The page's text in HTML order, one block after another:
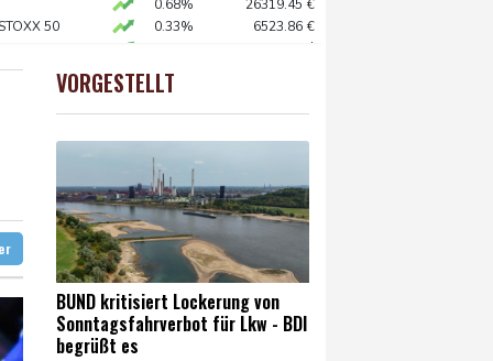
riesiges Gaskraftwerk
Region Kiew
0.68% 26319.45 €
50
0.33% 6523.86 €
$
0.51%
2.28%
VORGESTELLT
BUND kritisiert Lockerung von
Sonntagsfahrverbot für Lkw - BDI
begrüßt es